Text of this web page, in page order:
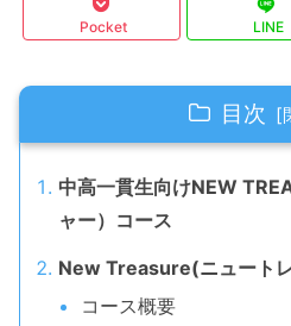
Pocket LINE
目次
中高一貫生向けNEW
ャー）コース
New Treasure(ニュート
コース概要